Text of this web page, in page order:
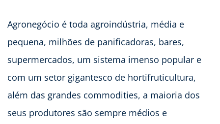
Agronegócio é toda agroindústria, média e
pequena, milhões de panificadoras, bares,
supermercados, um sistema imenso popular e
com um setor gigantesco de hortifruticultura,
além das grandes commodities, a maioria dos
seus produtores são sempre médios e